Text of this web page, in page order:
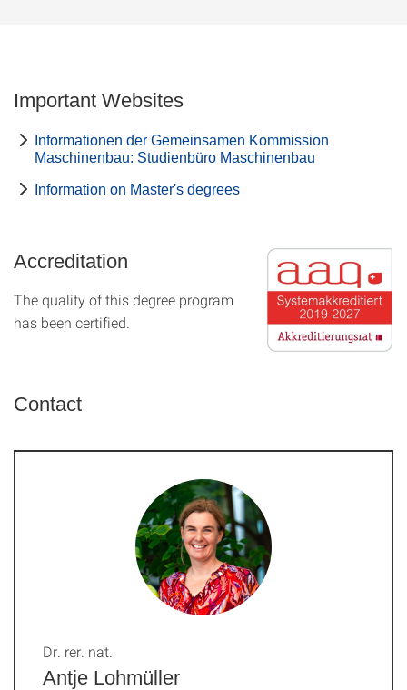
Important Websites
Informationen der Gemeinsamen Kommission
Maschinenbau: Studienbüro Maschinenbau
Information on Master's degrees
Accreditation
The quality of this degree program
has been certified.
Contact
Antje Lohmüller
Dr. rer. nat.